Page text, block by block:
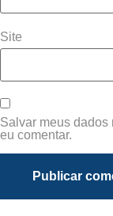
Site
Salvar meus dados
eu comentar.